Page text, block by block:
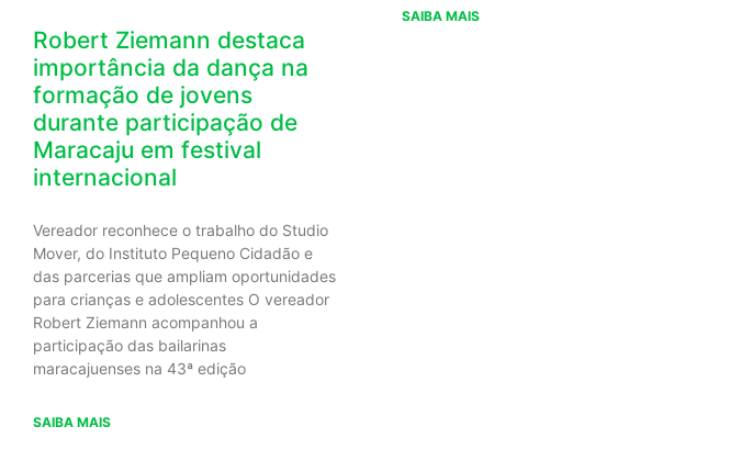
Robert Ziemann destaca
importância da dança na
formação de jovens
durante participação de
Maracaju em festival
internacional
Vereador reconhece o trabalho do Studio
Mover, do Instituto Pequeno Cidadão e
das parcerias que ampliam oportunidades
para crianças e adolescentes O vereador
Robert Ziemann acompanhou a
participação das bailarinas
maracajuenses na 43ª edição
SAIBA MAIS
SAIBA MAIS